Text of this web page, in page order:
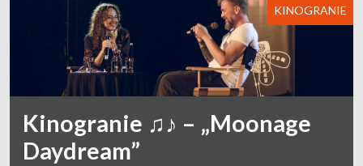
Kinogranie ♫♪ – „Moonage
Daydream”
KINOGRANIE